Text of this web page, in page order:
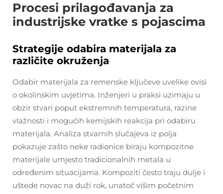
Procesi prilagođavanja za
industrijske vratke s pojascima
Strategije odabira materijala za
različite okruženja
Odabir materijala za remenske ključeve uvelike ovisi
o okolinskim uvjetima. Inženjeri u praksi uzimaju u
obzir stvari poput ekstremnih temperatura, razine
vlažnosti i mogućih kemijskih reakcija pri odabiru
materijala. Analiza stvarnih slučajeva iz polja
pokazuje zašto neke radionice biraju kompozitne
materijale umjesto tradicionalnih metala u
određenim situacijama. Kompoziti često traju dulje i
uštede novac na duži rok, unatoč višim početnim